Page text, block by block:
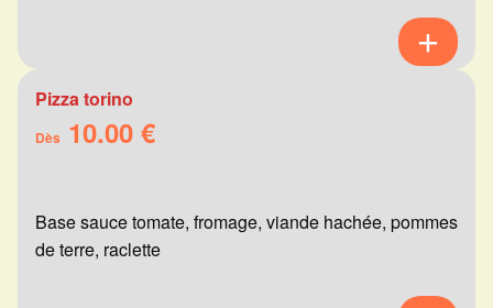
Pizza torino
Dès 10.00 €
Base sauce tomate, fromage, viande hachée, pommes
de terre, raclette